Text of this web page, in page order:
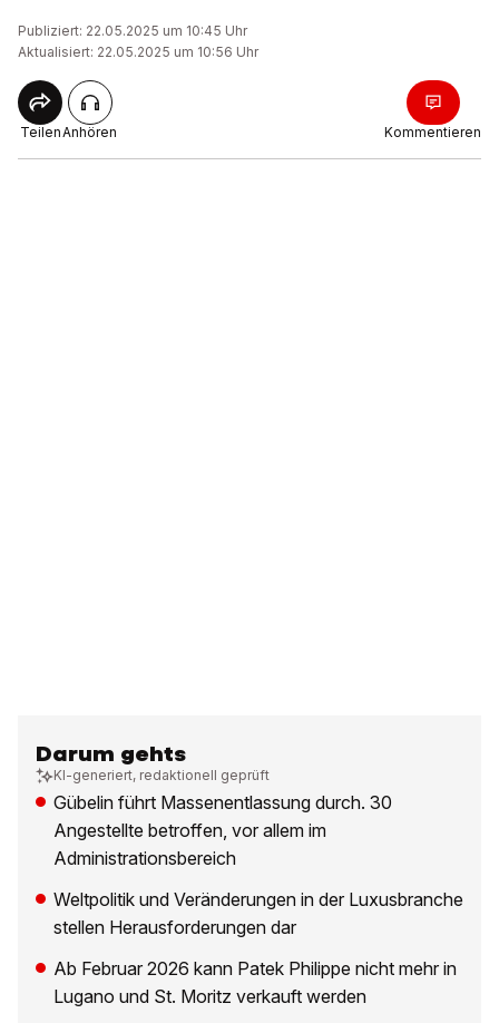
Publiziert: 22.05.2025 um 10:45 Uhr
Aktualisiert: 22.05.2025 um 10:56 Uhr
TeilenAnhören Kommentieren
Darum gehts
KI-generiert, redaktionell geprüft
Gübelin führt Massenentlassung durch. 30
Angestellte betroffen, vor allem im
Administrationsbereich
Weltpolitik und Veränderungen in der Luxusbranche
stellen Herausforderungen dar
Ab Februar 2026 kann Patek Philippe nicht mehr in
Lugano und St. Moritz verkauft werden